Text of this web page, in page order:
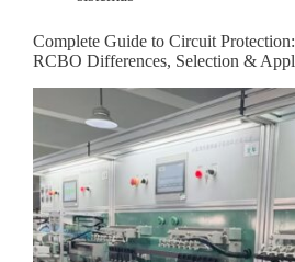
Complete Guide to Circuit
RCBO Differences, Selection &